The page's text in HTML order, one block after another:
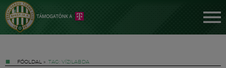
FŐOLDAL » TAG: VÍZILABDA